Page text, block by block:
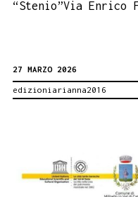
“Stenio”Via Enrico
27 MARZO 2026
edizioniarianna2016